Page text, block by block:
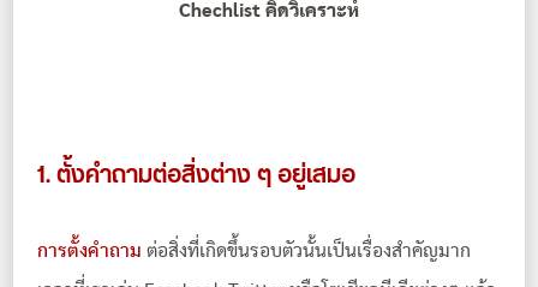
Chechlist คิดวิเคราะห์
1. ตั้งคำถามต่อสิ่งต่าง ๆ อยู่เสมอ
การตั้งคำถาม ต่อสิ่งที่เกิดขึ้นรอบตัวนั้นเป็นเรื่องสำคัญมาก